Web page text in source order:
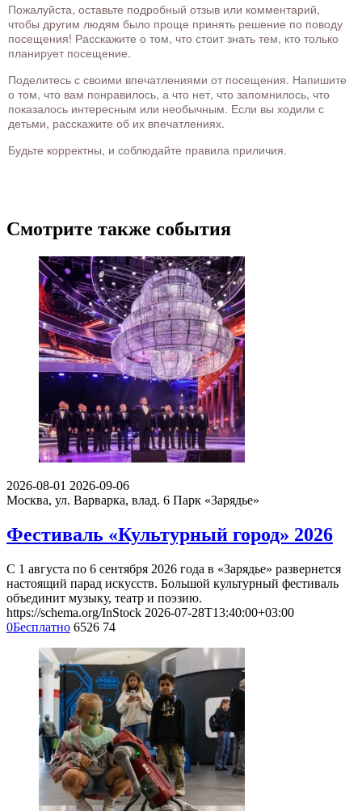
Пожалуйста, оставьте подробный отзыв или комментарий,
чтобы другим людям было проще принять решение по поводу
посещения! Расскажите о том, что стоит знать тем, кто только
планирует посещение.
Поделитесь с своими впечатлениями от посещения. Напишите
о том, что вам понравилось, а что нет, что запомнилось, что
показалось интересным или необычным. Если вы ходили с
детьми, расскажите об их впечатлениях.
Будьте корректны, и соблюдайте правила приличия.
Смотрите также события
2026-08-01 2026-09-06
Москва, ул. Варварка, влад. 6 Парк «Зарядье»
Фестиваль «Культурный город» 2026
С 1 августа по 6 сентября 2026 года в «Зарядье» развернется
настоящий парад искусств. Большой культурный фестиваль
объединит музыку, театр и поэзию.
https://schema.org/InStock 2026-07-28T13:40:00+03:00
0Бесплатно 6526 74